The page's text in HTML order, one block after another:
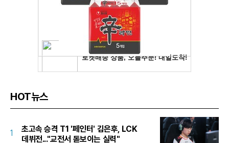
HOT뉴스
1
초고속 승격 T1 '페인터' 김은후, LCK
데뷔전..."교전서 돋보이는 실력"